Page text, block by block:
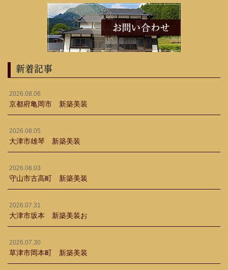
新着記事
2026.08.06
京都府亀岡市 新築美装
2026.08.05
大津市雄琴 新築美装
2026.08.03
守山市古高町 新築美装
2026.07.31
大津市坂本 新築美装お
2026.07.30
草津市岡本町 新築美装